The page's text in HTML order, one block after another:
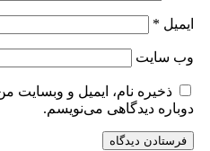
ایمیل *
وب‌ سایت
ذخیره نام، ایمیل و وبسایت
دوباره دیدگاهی می‌نویسم.